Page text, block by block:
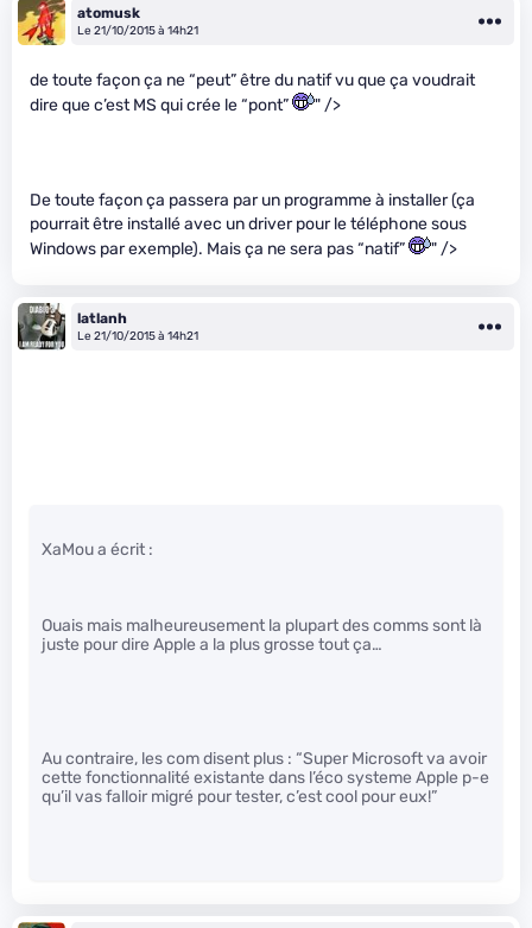
atomusk
Le 21/10/2015 à 14h21
de toute façon ça ne “peut” être du natif vu que ça voudrait
dire que c’est MS qui crée le “pont”
" />
De toute façon ça passera par un programme à installer (ça
pourrait être installé avec un driver pour le téléphone sous
Windows par exemple). Mais ça ne sera pas “natif”
" />
latlanh
Le 21/10/2015 à 14h21
XaMou a écrit :
Ouais mais malheureusement la plupart des comms sont là
juste pour dire Apple a la plus grosse tout ça…
Au contraire, les com disent plus : “Super Microsoft va avoir
cette fonctionnalité existante dans l’éco systeme Apple p-e
qu’il vas falloir migré pour tester, c’est cool pour eux!”